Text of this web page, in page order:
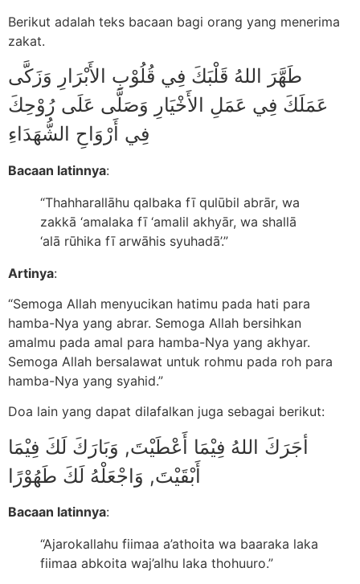
Berikut adalah teks bacaan bagi orang yang menerima
zakat.
طَهَّرَ اللهُ قَلْبَكَ فِي قُلُوْبِ الأَبْرَارِ وَزَكَّى
عَمَلَكَ فِي عَمَلِ الأَخْيَارِ وَصَلَّى عَلَى رُوْحِكَ
فِي أَرْوَاحِ الشُّهَدَاءِ
Bacaan latinnya:
“Thahharallāhu qalbaka fī qulūbil abrār, wa
zakkā ‘amalaka fī ‘amalil akhyār, wa shallā
‘alā rūhika fī arwāhis syuhadā’.”
Artinya:
“Semoga Allah menyucikan hatimu pada hati para
hamba-Nya yang abrar. Semoga Allah bersihkan
amalmu pada amal para hamba-Nya yang akhyar.
Semoga Allah bersalawat untuk rohmu pada roh para
hamba-Nya yang syahid.”
Doa lain yang dapat dilafalkan juga sebagai berikut:
أجَرَكَ اللهُ فِيْمَا أَعْطَيْتَ, وَبَارَكَ لَكَ فِيْمَا
أَبْقَيْتَ, وَاجْعَلْهُ لَكَ طَهُوْرًا
Bacaan latinnya:
“Ajarokallahu fiimaa a’athoita wa baaraka laka
fiimaa abkoita waj’alhu laka thohuuro.”